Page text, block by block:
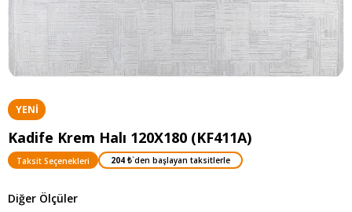
YENI
ÜRÜN
Kadife Krem Halı 120X180 (KF411A)
Taksit Seçenekleri 204 ₺`den başlayan taksitlerle
Diğer Ölçüler